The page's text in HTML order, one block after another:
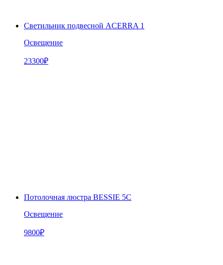
Светильник подвесной ACERRA 1
Освещение
23300₽
Потолочная люстра BESSIE 5C
Освещение
9800₽